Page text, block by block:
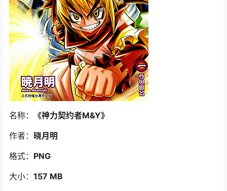
名称：
《神力契约者M&Y》
作者： 晓月明
格式： PNG
大小： 157 MB